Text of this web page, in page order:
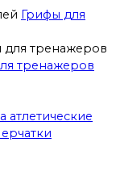
Грифы для
тренажеров
атлетические